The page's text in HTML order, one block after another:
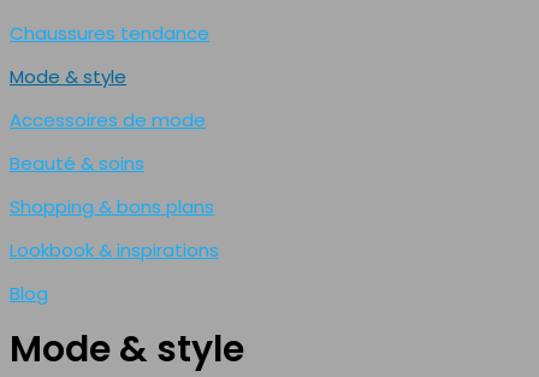
Chaussures tendance
Mode & style
Accessoires de mode
Beauté & soins
Shopping & bons plans
Lookbook & inspirations
Blog
Mode & style